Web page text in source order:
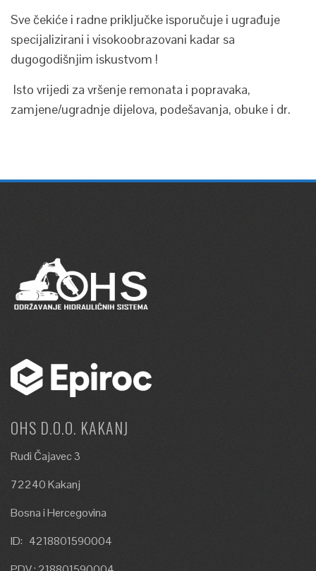
Sve čekiće i radne priključke isporučuje i ugrađuje
specijalizirani i visokoobrazovani kadar sa
dugogodišnjim iskustvom !
Isto vrijedi za vršenje remonata i popravaka,
zamjene/ugradnje dijelova, podešavanja, obuke i dr.
OHS D.O.O. KAKANJ
Rudi Čajavec 3
72240 Kakanj
Bosna i Hercegovina
ID: 4218801590004